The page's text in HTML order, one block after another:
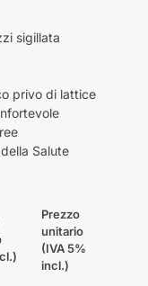
sigillata
privo di lattice
Salute
Prezzo
unitario
(IVA 5%
incl.)